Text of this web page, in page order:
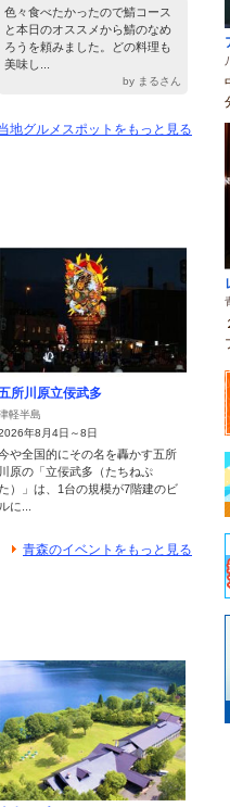
色々食べたかったので鯖コース
と本日のオススメから鯖のなめ
ろうを頼みました。どの料理も
美味し...
by まるさん
地グルメスポットをもっと見る
所川原立佞武多
軽半島
年8月4日～8日
や全国的にその名を轟かす五所
川原の「立佞武多（たちねぷ
）」は、1台の規模が7階建のビ
ルに...
青森のイベントをもっと見る